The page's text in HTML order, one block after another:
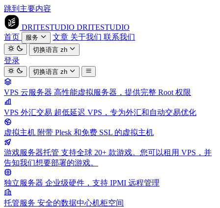
跳到主要内容
DRITESTUDIO DRITESTUDIO
首页
服务 文章 关于我们 联系我们
切换语言zh
登录
切换语言zh
VPS 云服务器 高性能虚拟服务器，提供完整 Root 权限
VPS 外汇交易 超低延迟 VPS，专为外汇和自动交易优化
虚拟主机 附带 Plesk 和免费 SSL 的虚拟主机
游戏服务器托管 支持全球 20+ 款游戏。您可以租用 VPS，并
告知我们想要部署的游戏。
独立服务器 企业级硬件，支持 IPMI 远程管理
托管服务 安全的数据中心机柜空间